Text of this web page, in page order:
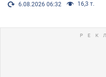
6.08.2026 06:32 16,3 т.